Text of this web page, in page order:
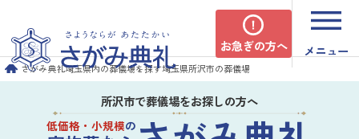
お急ぎの方へ メニュー
さがみ典礼埼玉県内の葬儀場を探す埼玉県所沢市の葬儀場
所沢市で葬儀場をお探しの方へ
低価格・小規模の